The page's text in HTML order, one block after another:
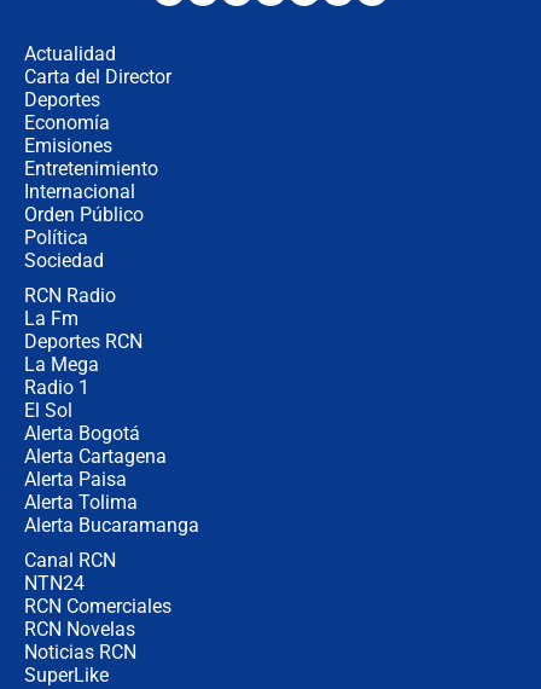
Actualidad
Carta del Director
Deportes
Economía
Emisiones
Entretenimiento
Internacional
Orden Público
Política
Sociedad
RCN Radio
La Fm
Deportes RCN
La Mega
Radio 1
El Sol
Alerta Bogotá
Alerta Cartagena
Alerta Paisa
Alerta Tolima
Alerta Bucaramanga
Canal RCN
NTN24
RCN Comerciales
RCN Novelas
Noticias RCN
SuperLike